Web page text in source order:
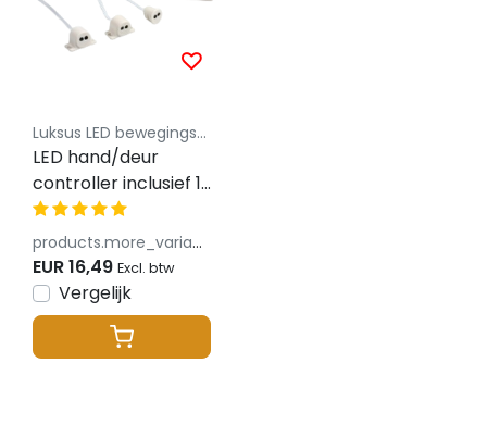
Luksus LED bewegingssensoren
LED hand/deur
controller inclusief 1
LED sensor d.m.v.
deur openen –
Sensor1213
products.more_variants_available
EUR 16,49 Excl. btw
Vergelijk